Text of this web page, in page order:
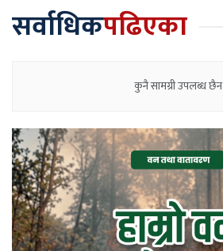
सर्वाधिकपढिएका
कुनै सामग्री उपलब्ध छैन